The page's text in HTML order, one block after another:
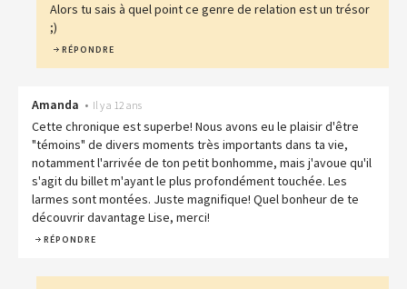
Alors tu sais à quel point ce genre de relation est un trésor
;)
RÉPONDRE
Amanda • Il y a 12 ans
Cette chronique est superbe! Nous avons eu le plaisir d'être
"témoins" de divers moments très importants dans ta vie,
notamment l'arrivée de ton petit bonhomme, mais j'avoue qu'il
s'agit du billet m'ayant le plus profondément touchée. Les
larmes sont montées. Juste magnifique! Quel bonheur de te
découvrir davantage Lise, merci!
RÉPONDRE